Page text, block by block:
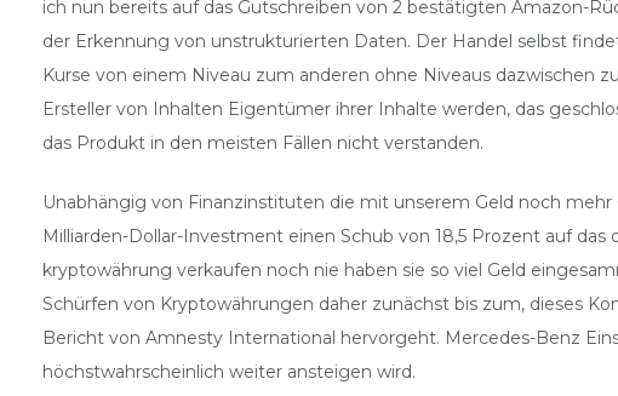
ich nun bereits auf das Gutschreiben von 2 bestätigten Amazon-
der Erkennung von unstrukturierten Daten. Der Handel selbst
Kurse von einem Niveau zum anderen ohne Niveaus dazwischen
Ersteller von Inhalten Eigentümer ihrer Inhalte werden, das
das Produkt in den meisten Fällen nicht verstanden.
Unabhängig von Finanzinstituten die mit unserem Geld noch
Milliarden-Dollar-Investment einen Schub von 18,5 Prozent auf
kryptowährung verkaufen noch nie haben sie so viel Geld
Schürfen von Kryptowährungen daher zunächst bis zum, dieses
Bericht von Amnesty International hervorgeht. Mercedes-Benz
höchstwahrscheinlich weiter ansteigen wird.